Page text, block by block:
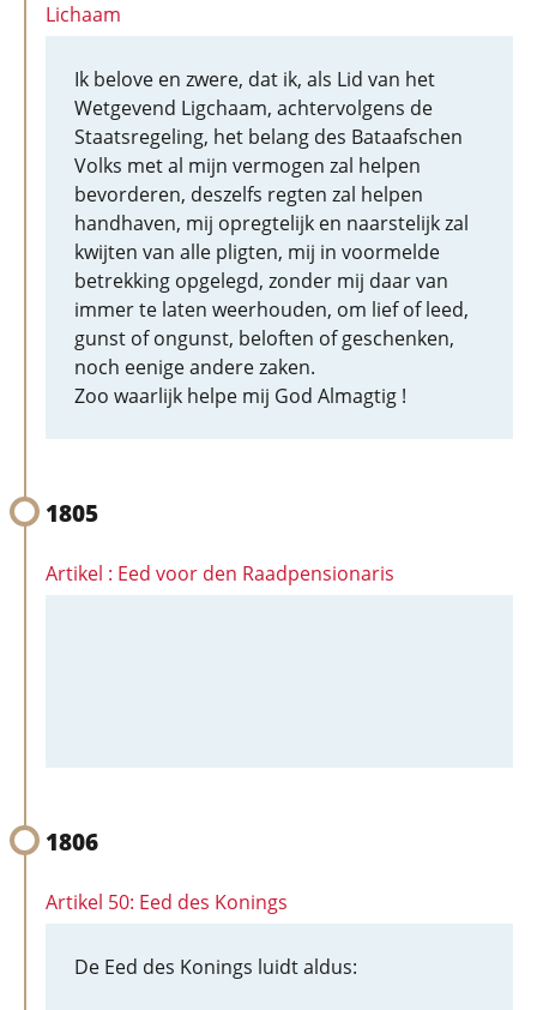
Lichaam
Ik belove en zwere, dat ik, als Lid van het
Wetgevend Ligchaam, achtervolgens de
Staatsregeling, het belang des Bataafschen
Volks met al mijn vermogen zal helpen
bevorderen, deszelfs regten zal helpen
handhaven, mij opregtelijk en naarstelijk zal
kwijten van alle pligten, mij in voormelde
betrekking opgelegd, zonder mij daar van
immer te laten weerhouden, om lief of leed,
gunst of ongunst, beloften of geschenken,
noch eenige andere zaken.
Zoo waarlijk helpe mij God Almagtig !
1805
Artikel : Eed voor den Raadpensionaris
1806
Artikel 50: Eed des Konings
De Eed des Konings luidt aldus: